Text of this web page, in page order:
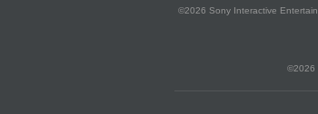
©2026 Sony Interactive
©2026